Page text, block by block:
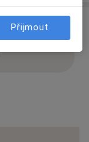
Přijmout